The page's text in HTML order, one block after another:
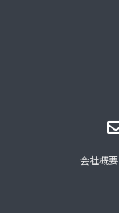
会社概要